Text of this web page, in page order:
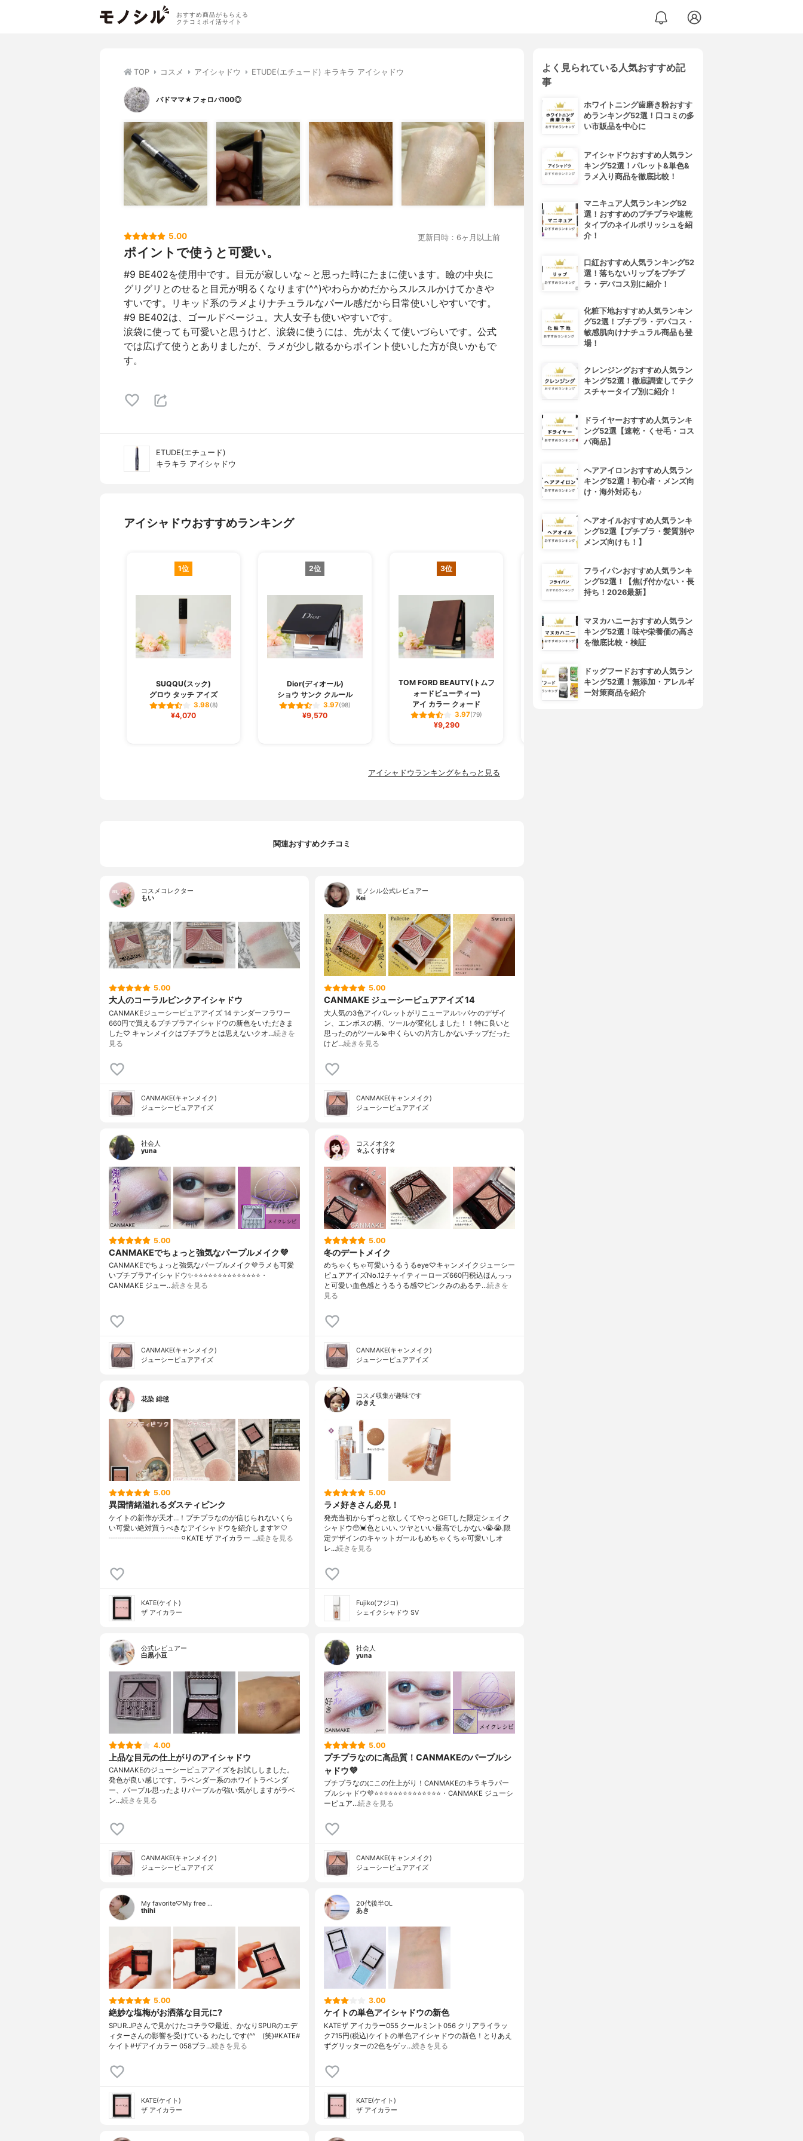
おすすめ商品がもらえる
クチコミポイ活サイト
TOP コスメ アイシャドウ ETUDE(エチュード) キラキラ アイシャドウ
バドママ★フォロバ100◎
5.00 更新日時：6ヶ月以上前
ポイントで使うと可愛い。
#9 BE402を使用中です。目元が寂しいな～と思った時にたまに使います。瞼の中央に
グリグリとのせると目元が明るくなります(^^)やわらかめだからスルスルかけてかきや
すいです。リキッド系のラメよりナチュラルなパール感だから日常使いしやすいです。
#9 BE402は、ゴールドベージュ。大人女子も使いやすいです。
涙袋に使っても可愛いと思うけど、涙袋に使うには、先が太くて使いづらいです。公式
では広げて使うとありましたが、ラメが少し散るからポイント使いした方が良いかもで
す。
ETUDE(エチュード)
キラキラ アイシャドウ
アイシャドウおすすめランキング
1位
SUQQU(スック)
グロウ タッチ アイズ
3.98(8)
¥4,070
2位
Dior(ディオール)
ショウ サンク クルール
3.97(98)
¥9,570
3位
TOM FORD BEAUTY(トムフ
ォードビューティー)
アイ カラー クォード
3.97(79)
¥9,290
DECORTÉ(コスメデコルテ)
アイグロウ ジェム スキンシャ
SUQQU(スック)
アイシャドウランキングをもっと見る
関連おすすめクチコミ
コスメコレクター
もい
5.00
大人のコーラルピンクアイシャドウ
CANMAKEジューシーピュアアイズ 14 テンダーフラワー
660円で買えるプチプラアイシャドウの新色をいただきま
した♡ キャンメイクはプチプラとは思えないクオ…続きを
見る
CANMAKE(キャンメイク)
ジューシーピュアアイズ
モノシル公式レビュアー
Kei
5.00
CANMAKE ジューシーピュアアイズ 14
大人気の3色アイパレットがリニューアル✨パケのデザイ
ン、エンボスの柄、ツールが変化しました！！特に良いと
思ったのがツール💫中くらいの片方しかないチップだった
けど…続きを見る
CANMAKE(キャンメイク)
ジューシーピュアアイズ
社会人
yuna
5.00
CANMAKEでちょっと強気なパープルメイク💜
CANMAKEでちょっと強気なパープルメイク💜ラメも可愛
いプチプラアイシャドウ✨⭐️⭐️⭐️⭐️⭐️⭐️⭐️⭐️⭐️⭐️⭐️⭐️⭐️⭐️・
CANMAKE ジュー…続きを見る
CANMAKE(キャンメイク)
ジューシーピュアアイズ
コスメオタク
☆ふくすけ☆
5.00
冬のデートメイク
めちゃくちゃ可愛いうるうるeye♡キャンメイクジューシー
ピュアアイズNo.12チャイティーローズ660円税込ほんっっ
と可愛い血色感とうるうる感♡ピンクみのあるテ…続きを
見る
CANMAKE(キャンメイク)
ジューシーピュアアイズ
花染 緋毬
5.00
異国情緒溢れるダスティピンク
ケイトの新作が天才…！プチプラなのが信じられないくら
い可愛い絶対買うべきなアイシャドウを紹介します🏹🤍
┈┈┈┈┈┈┈┈┈┈⚪︎KATE ザ アイカラー …続きを見る
KATE(ケイト)
ザ アイカラー
コスメ収集が趣味です
ゆきえ
5.00
ラメ好きさん必見！
発売当初からずっと欲しくてやっとGETした限定シェイク
シャドウ🥺💓色といい､ツヤといい最高でしかない😭😭.限
定デザインのキャットガールもめちゃくちゃ可愛いしオ
レ…続きを見る
Fujiko(フジコ)
シェイクシャドウ SV
公式レビュアー
白黒小豆
4.00
上品な目元の仕上がりのアイシャドウ
CANMAKEのジューシーピュアアイズをお試ししました。
発色が良い感じです。ラベンダー系のホワイトラベンダ
ー、パープル思ったよりパープルが強い気がしますがラベ
ン…続きを見る
CANMAKE(キャンメイク)
ジューシーピュアアイズ
社会人
yuna
5.00
プチプラなのに高品質！CANMAKEのパープルシ
ャドウ💜
プチプラなのにこの仕上がり！CANMAKEのキラキラパー
プルシャドウ💜⭐️⭐️⭐️⭐️⭐️⭐️⭐️⭐️⭐️⭐️⭐️⭐️⭐️⭐️・CANMAKE ジューシ
ーピュア…続きを見る
CANMAKE(キャンメイク)
ジューシーピュアアイズ
My favorite♡My free …
thihi
5.00
絶妙な塩梅がお洒落な目元に?
SPUR.JPさんで見かけたコチラ♡最近、かなりSPURのエデ
ィターさんの影響を受けている わたしです(^^ゞ(笑)#KATE#
ケイト#ザアイカラー 058ブラ…続きを見る
KATE(ケイト)
ザ アイカラー
20代後半OL
あき
3.00
ケイトの単色アイシャドウの新色
KATE ザ アイカラー 055 クールミント 056 クリアライラッ
ク 715円(税込) ケイトの単色アイシャドウの新色！ とりあえ
ずグリッターの2色をゲッ…続きを見る
KATE(ケイト)
ザ アイカラー
よく見られている人気おすすめ記
事
ホワイトニング歯磨き粉おすす
めランキング52選！口コミの多
い市販品を中心に
アイシャドウおすすめ人気ラン
キング52選！パレット&単色&
ラメ入り商品を徹底比較！
マニキュア人気ランキング52
選！おすすめのプチプラや速乾
タイプのネイルポリッシュを紹
介！
口紅おすすめ人気ランキング52
選！落ちないリップをプチプ
ラ・デパコス別に紹介！
化粧下地おすすめ人気ランキン
グ52選！プチプラ・デパコス・
敏感肌向けナチュラル商品も登
場！
クレンジングおすすめ人気ラン
キング52選！徹底調査してテク
スチャータイプ別に紹介！
ドライヤーおすすめ人気ランキ
ング52選【速乾・くせ毛・コス
パ商品】
ヘアアイロンおすすめ人気ラン
キング52選！初心者・メンズ向
け・海外対応も♪
ヘアオイルおすすめ人気ランキ
ング52選【プチプラ・髪質別や
メンズ向けも！】
フライパンおすすめ人気ランキ
ング52選！【焦げ付かない・長
持ち！2026最新】
マヌカハニーおすすめ人気ラン
キング52選！味や栄養価の高さ
を徹底比較・検証
ドッグフードおすすめ人気ラン
キング52選！無添加・アレルギ
ー対策商品を紹介